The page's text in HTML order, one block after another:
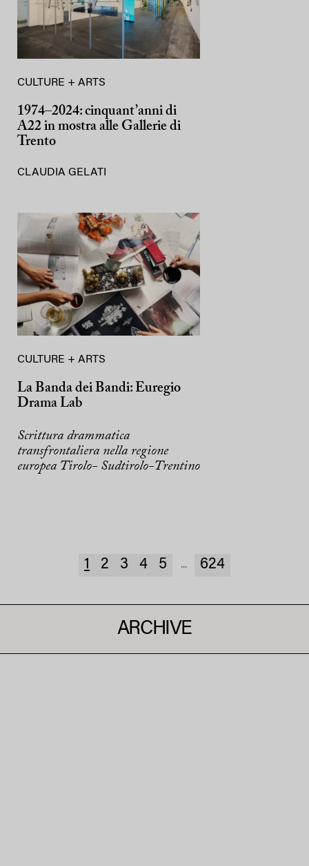
CULTURE + ARTS
1974–2024: cinquant’anni di
A22 in mostra alle Gallerie di
Trento
CLAUDIA GELATI
CULTURE + ARTS
La Banda dei Bandi: Euregio
Drama Lab
Scrittura drammatica
transfrontaliera nella regione
europea Tirolo- Sudtirolo-Trentino
1 2 3 4 5 ... 624
ARCHIVE